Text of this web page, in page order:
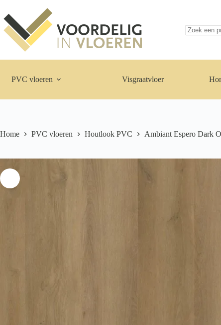
naar
de
inhoud
PVC vloeren Visgraatvloer
Home PVC vloeren Houtlook PVC Ambiant Espero Dark